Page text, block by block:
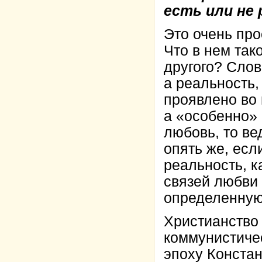
есть или не
Это очень
Что в нем
другого?
а
проявлено
а
любовь, то
опять же,
реальность,
связей
эпоху